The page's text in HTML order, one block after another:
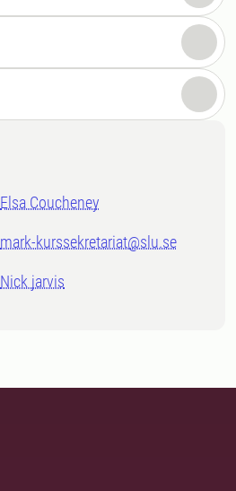
Elsa Coucheney
mark-kurssekretariat@slu.se
Nick jarvis